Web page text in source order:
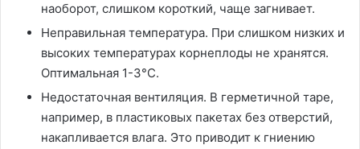
наоборот, слишком короткий, чаще загнивает.
Неправильная температура. При слишком низких и
высоких температурах корнеплоды не хранятся.
Оптимальная 1-3°C.
Недостаточная вентиляция. В герметичной таре,
например, в пластиковых пакетах без отверстий,
накапливается влага. Это приводит к гниению